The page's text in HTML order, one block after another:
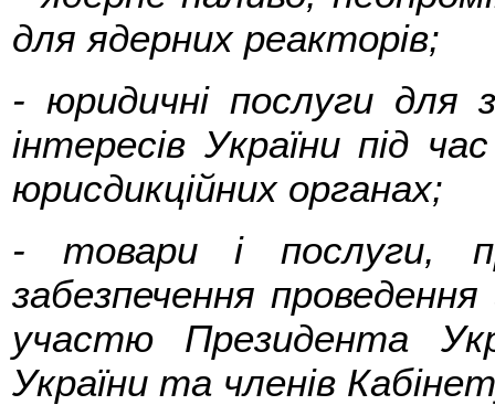
для ядерних реакторів;
- юридичні послуги для
інтересів України під
юрисдикційних органах;
- товари і послуги,
забезпечення проведення
участю Президента
України та членів